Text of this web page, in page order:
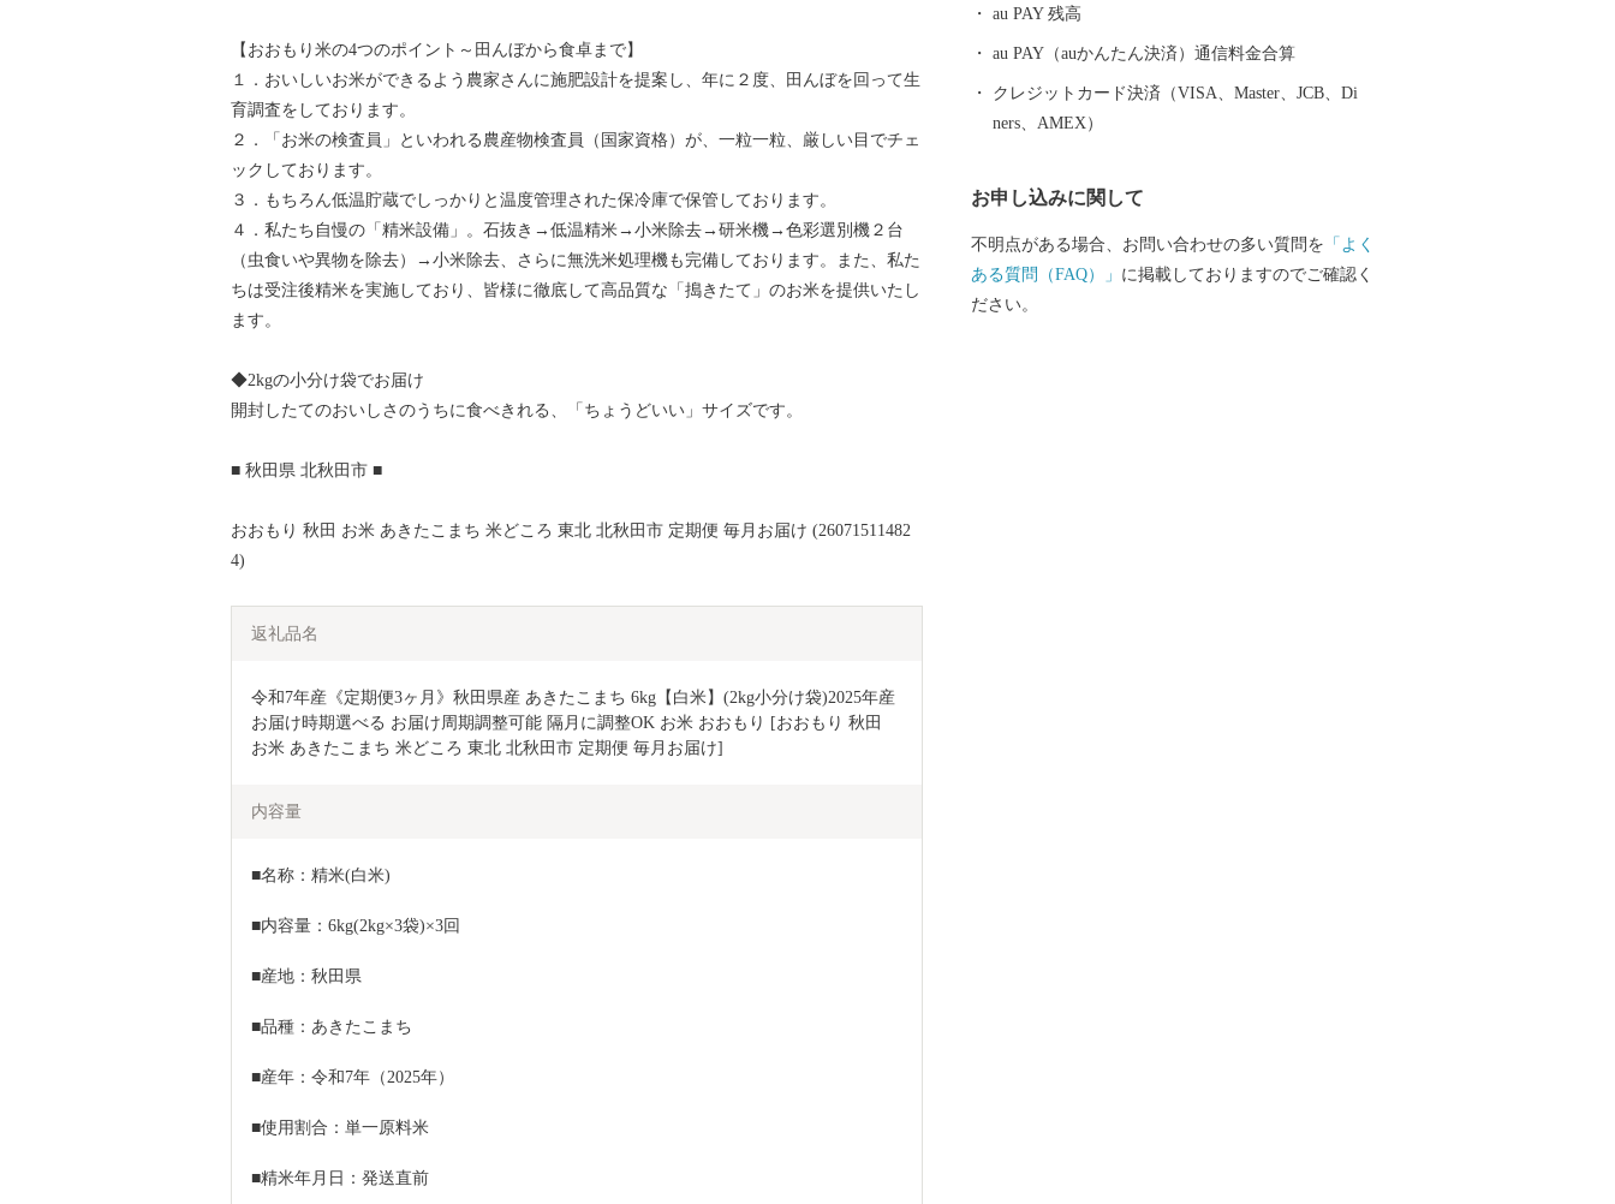
【おおもり米の4つのポイント～田んぼから食卓まで】
１．おいしいお米ができるよう農家さんに施肥設計を提案し、年に２度、田んぼを回って生
育調査をしております。
２．「お米の検査員」といわれる農産物検査員（国家資格）が、一粒一粒、厳しい目でチェ
ックしております。
３．もちろん低温貯蔵でしっかりと温度管理された保冷庫で保管しております。
４．私たち自慢の「精米設備」。石抜き→低温精米→小米除去→研米機→色彩選別機２台
（虫食いや異物を除去）→小米除去、さらに無洗米処理機も完備しております。また、私た
ちは受注後精米を実施しており、皆様に徹底して高品質な「搗きたて」のお米を提供いたし
ます。
◆2kgの小分け袋でお届け
開封したてのおいしさのうちに食べきれる、「ちょうどいい」サイズです。
■ 秋田県 北秋田市 ■
おおもり 秋田 お米 あきたこまち 米どころ 東北 北秋田市 定期便 毎月お届け (26071511482
4)
返礼品名
令和7年産《定期便3ヶ月》秋田県産 あきたこまち 6kg【白米】(2kg小分け袋)2025年産
お届け時期選べる お届け周期調整可能 隔月に調整OK お米 おおもり [おおもり 秋田
お米 あきたこまち 米どころ 東北 北秋田市 定期便 毎月お届け]
内容量
■名称：精米(白米)
■内容量：6kg(2kg×3袋)×3回
■産地：秋田県
■品種：あきたこまち
■産年：令和7年（2025年）
■使用割合：単一原料米
■精米年月日：発送直前
田市内を走る「秋田内陸縦貫鉄道」は、鷹巣～角館
と、秋田県内陸部を南北に縦貫するローカル線です。
車窓の外にはのどかな田園や雄大な山々が広がり、日
界一の綴子大太鼓や世界遺産登録を目指す伊勢堂岱遺
跡、田舎スイーツ「北あきたバター餅」などがあり、
文化・食・自然など、様々な楽しみ方ができるまちで
au PAY 残高
au PAY（auかんたん決済）通信料金合算
クレジットカード決済（VISA、Master、JCB、Di
ners、AMEX）
お申し込みに関して
不明点がある場合、お問い合わせの多い質問を 「よく
ある質問（FAQ）」 に掲載しておりますのでご確認く
ださい。